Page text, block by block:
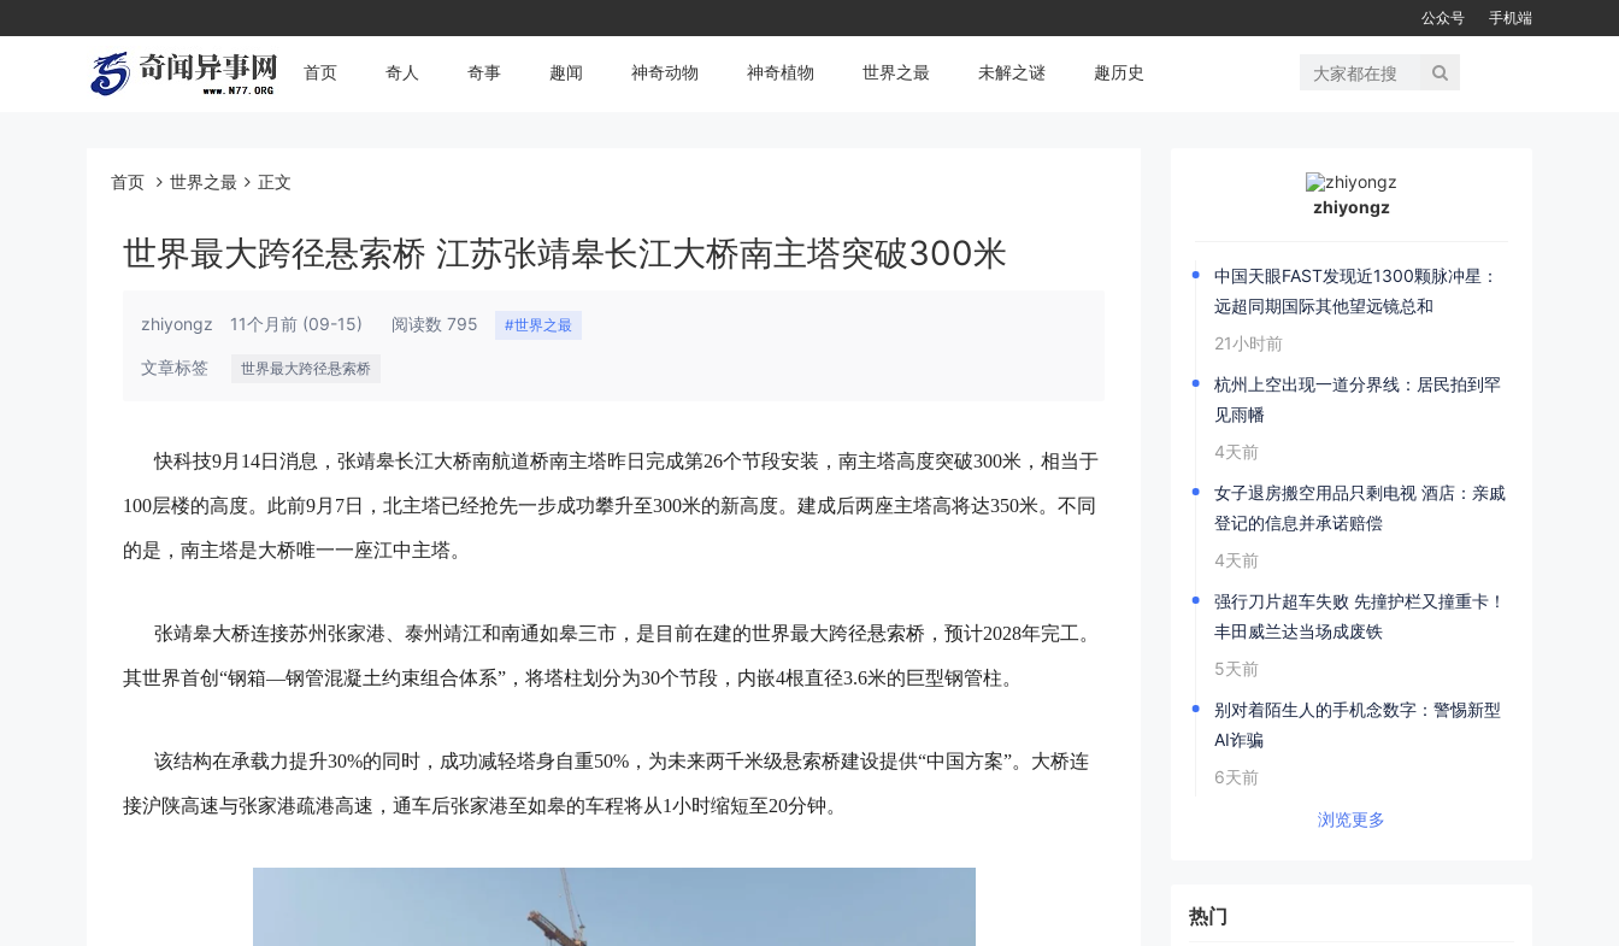
公众号 手机端
首页 奇人 奇事 趣闻 神奇动物 神奇植物 世界之最 未解之谜 趣历史
首页 世界之最 正文
世界最大跨径悬索桥 江苏张靖皋长江大桥南主塔突破300米
zhiyongz 11个月前 (09-15) 阅读数 795 #世界之最
文章标签 世界最大跨径悬索桥
快科技9月14日消息，张靖皋长江大桥南航道桥南主塔昨日完成第26个节段安装，南主塔高度突破300米，相当于
100层楼的高度。 此前9月7日，北主塔已经抢先一步成功攀升至300米的新高度。建成后两座主塔高将达350米。不同
的是，南主塔是大桥唯一一座江中主塔。
张靖皋大桥连接苏州张家港、泰州靖江和南通如皋三市，是目前在建的世界最大跨径悬索桥，预计2028年完工。
其世界首创“钢箱—钢管混凝土约束组合体系”，将塔柱划分为30个节段，内嵌4根直径3.6米的巨型钢管柱。
该结构在承载力提升30%的同时，成功减轻塔身自重50%，为未来两千米级悬索桥建设提供“中国方案”。 大桥连
接沪陕高速与张家港疏港高速，通车后张家港至如皋的车程将从1小时缩短至20分钟。
zhiyongz
中国天眼FAST发现近1300颗脉冲星：
远超同期国际其他望远镜总和
21小时前
杭州上空出现一道分界线：居民拍到罕
见雨幡
4天前
女子退房搬空用品只剩电视 酒店：亲戚
登记的信息并承诺赔偿
4天前
强行刀片超车失败 先撞护栏又撞重卡！
丰田威兰达当场成废铁
5天前
别对着陌生人的手机念数字：警惕新型
AI诈骗
6天前
浏览更多
热门